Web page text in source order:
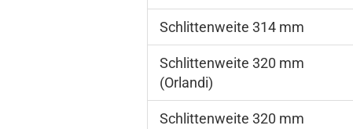
Schlittenweite 314 mm
Schlittenweite 320 mm
(Orlandi)
Schlittenweite 320 mm